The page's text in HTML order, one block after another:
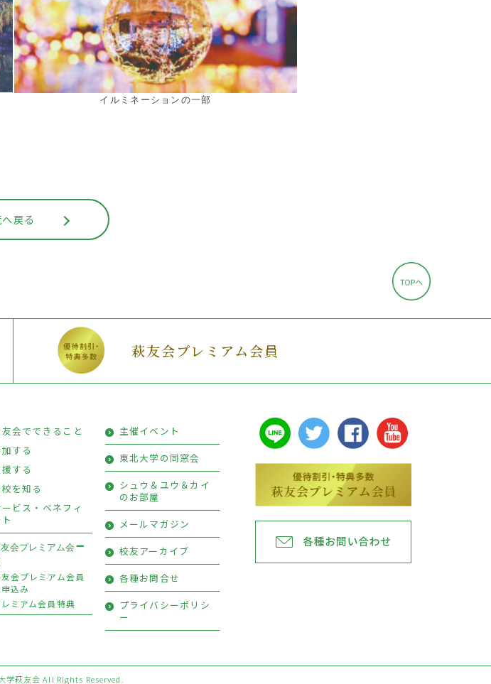
イルミネーションの一部
戻る
萩友会プレミアム会員
会でできること
する
する
を知る
ビス・ベネフィ
会プレミアム会
会プレミアム会員
込み
ミアム会員特典
主催イベント
東北大学の同窓会
シュウ＆ユウ＆カイ
のお部屋
メールマガジン
校友アーカイブ
各種お問合せ
プライバシーポリシ
ー
萩友会 All Rights Reserved.